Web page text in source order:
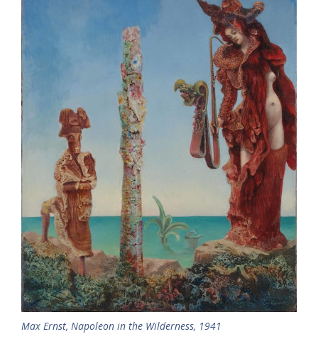
Max Ernst, Napoleon in the Wilderness, 1941